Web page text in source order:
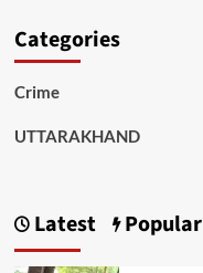
Categories
Crime
UTTARAKHAND
Latest Popular